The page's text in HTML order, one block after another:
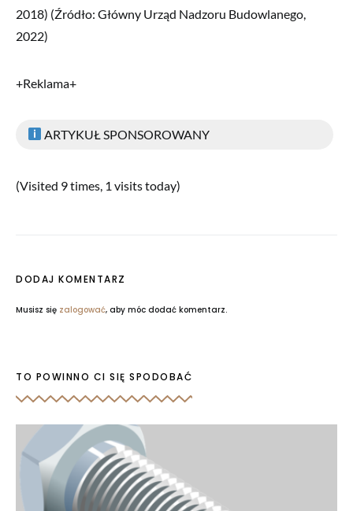
2018) (Źródło: Główny Urząd Nadzoru Budowlanego,
2022)
+Reklama+
ARTYKUŁ SPONSOROWANY
(Visited 9 times, 1 visits today)
DODAJ KOMENTARZ
Musisz się zalogować, aby móc dodać komentarz.
TO POWINNO CI SIĘ SPODOBAĆ